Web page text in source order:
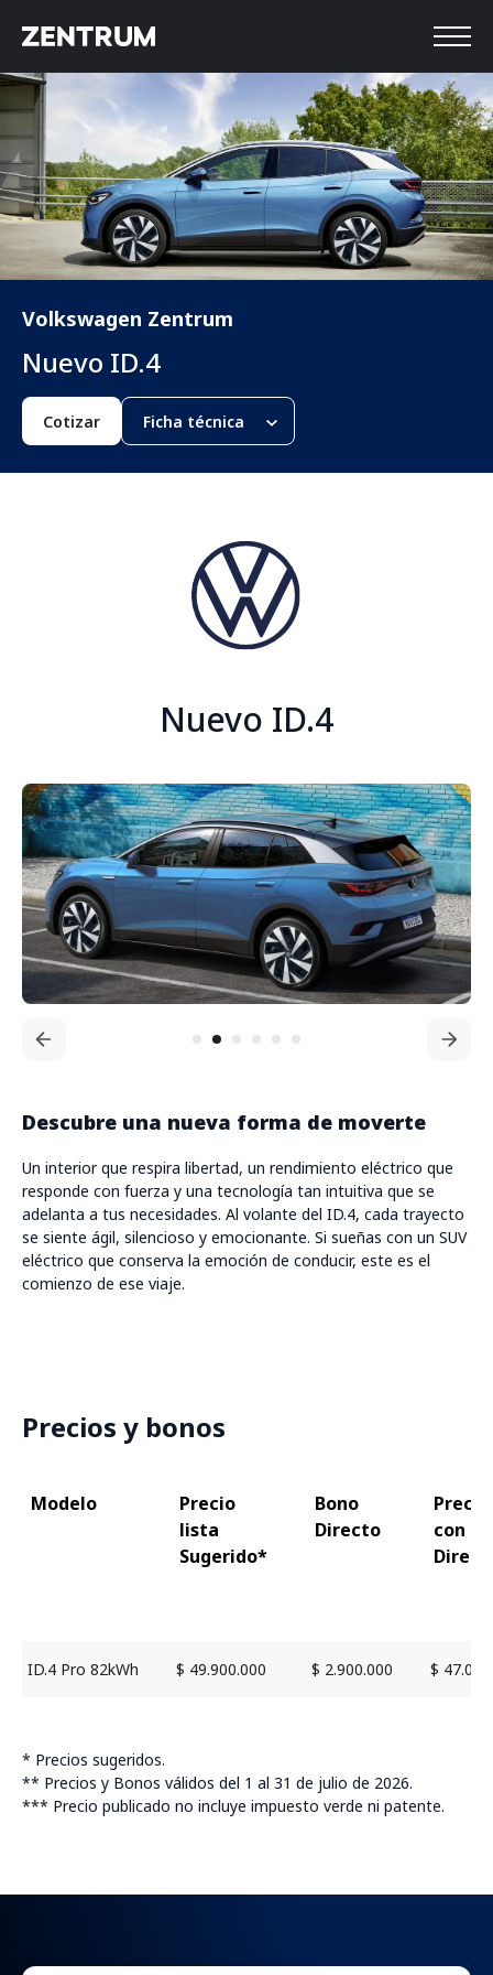
Volkswagen Zentrum
Nuevo ID.4
Cotizar Ficha técnica
Nuevo ID.4
Descubre una nueva forma de moverte
Un interior que respira libertad, un rendimiento eléctrico que
responde con fuerza y una tecnología tan intuitiva que se
adelanta a tus necesidades. Al volante del ID.4, cada trayecto
se siente ágil, silencioso y emocionante. Si sueñas con un SUV
eléctrico que conserva la emoción de conducir, este es el
comienzo de ese viaje.
Precios y bonos
Modelo
Precio
lista
Sugerido*
Bono
Directo
Precio
con
ID.4 Pro 82kWh $ 49.900.000 $ 2.900.000 $
* Precios sugeridos.
** Precios y Bonos válidos del 1 al 31 de julio de 2026.
*** Precio publicado no incluye impuesto verde ni patente.